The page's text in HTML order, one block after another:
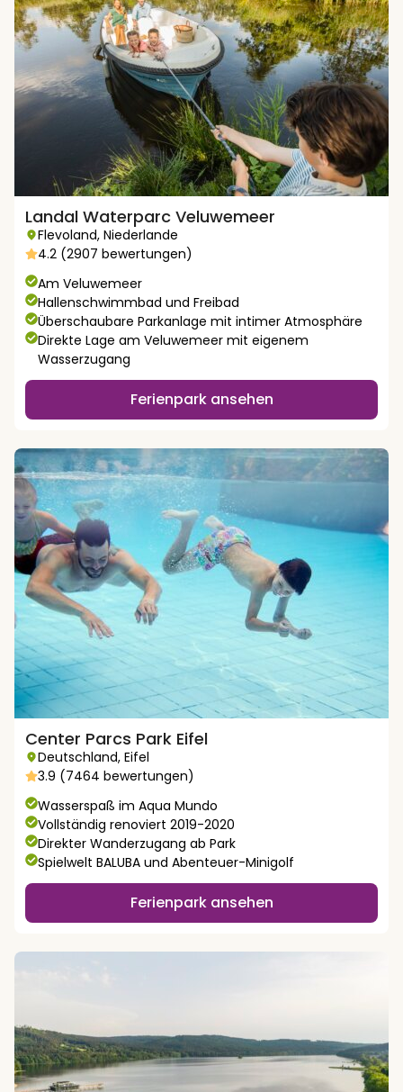
Landal Waterparc Veluwemeer
Flevoland, Niederlande
4.2 (2907 bewertungen)
Am Veluwemeer
Hallenschwimmbad und Freibad
Überschaubare Parkanlage mit intimer Atmosphäre
Direkte Lage am Veluwemeer mit eigenem
Wasserzugang
Ferienpark ansehen
Center Parcs Park Eifel
Deutschland, Eifel
3.9 (7464 bewertungen)
Wasserspaß im Aqua Mundo
Vollständig renoviert 2019-2020
Direkter Wanderzugang ab Park
Spielwelt BALUBA und Abenteuer-Minigolf
Ferienpark ansehen